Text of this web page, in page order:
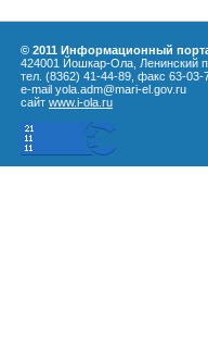
© 2011 Информационный
424001 Йошкар-Ола, Ленинский
тел. (8362) 41-44-89, факс 63-03-
e-mail yola.adm@mari-el.gov.ru
сайт www.i-ola.ru